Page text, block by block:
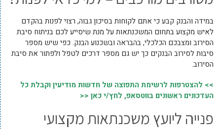
במידה והבנק קבע כי אתם לקוחות בסיכון גבוה, רצוי לפנות בהקדם
לאיש מקצוע בתחום המשכנתאות על מנת שיסייע לכם בניתוח סיבת
הסירוב ומצבכם הכלכלי, בהבראה ובשכנוע הבנק. כפי שיש מספר
סיבות לסירוב הבנקים כך יש גם מספר דרכים לטפל ולפתור את סיבת
הסירוב.
>> להצטרפות לרשימת התפוצה של חדשות מודיעין וקבלת כל
העדכונים ראשונים בווטסאפ, לחץ/י כאן <<
פנייה ליועץ משכנתאות מקצועי